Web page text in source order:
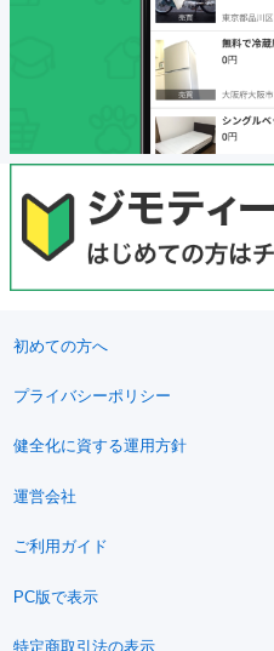
初めての方へ
プライバシーポリシー
健全化に資する運用方針
運営会社
ご利用ガイド
PC版で表示
特定商取引法の表示